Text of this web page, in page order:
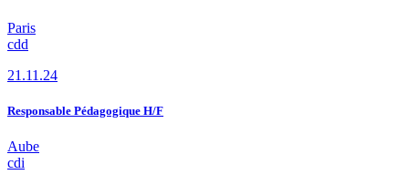
Paris
cdd
21.11.24
Responsable Pédagogique H/F
Aube
cdi